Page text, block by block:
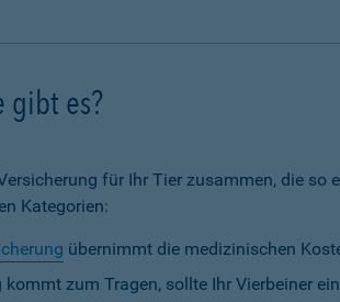
gibt es?
für Ihr Tier zusammen, die
Kategorien:
übernimmt die medizinischen
kommt zum Tragen, sollte Ihr Vierbeiner